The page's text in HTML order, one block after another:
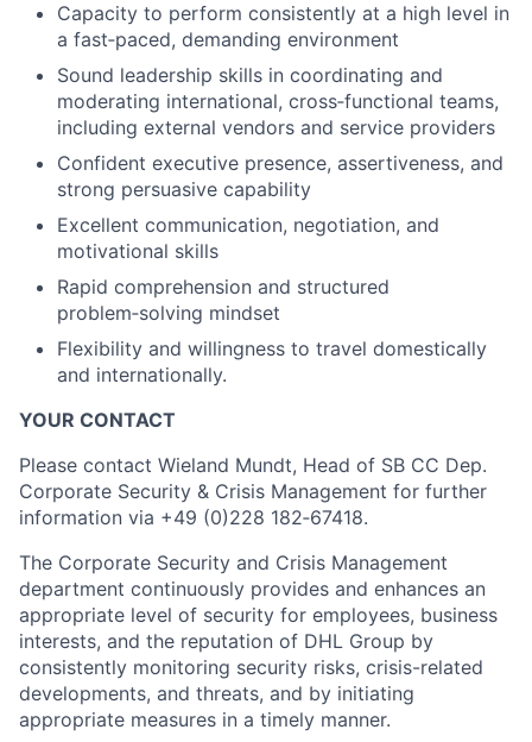
Capacity to perform consistently at a high level in
a fast‑paced, demanding environment
Sound leadership skills in coordinating and
moderating international, cross‑functional teams,
including external vendors and service providers
Confident executive presence, assertiveness, and
strong persuasive capability
Excellent communication, negotiation, and
motivational skills
Rapid comprehension and structured
problem‑solving mindset
Flexibility and willingness to travel domestically
and internationally.
YOUR CONTACT
Please contact Wieland Mundt, Head of SB CC Dep.
Corporate Security & Crisis Management for further
information via +49 (0)228 182‑67418.
The Corporate Security and Crisis Management
department continuously provides and enhances an
appropriate level of security for employees, business
interests, and the reputation of DHL Group by
consistently monitoring security risks, crisis-related
developments, and threats, and by initiating
appropriate measures in a timely manner.